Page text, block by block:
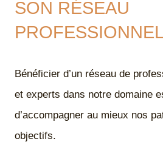
SON RÉSEAU
Bénéficier d’un réseau de
et experts dans notre domaine
d’accompagner au mieux nos
objectifs.